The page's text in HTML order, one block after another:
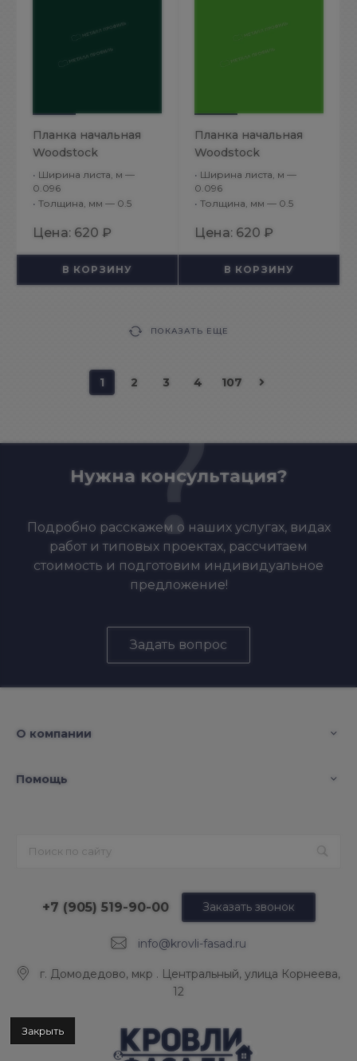
Планка начальная
Woodstock
12х15х3000
NormanMP (ПЭ-01-
6005-0.5)
• Ширина листа, м —
0.096
• Толщина, мм — 0.5
Цена: 620 ₽
В КОРЗИНУ
Планка начальная
Woodstock
12х15х3000
NormanMP (ПЭ-01-
6018-0.5)
• Ширина листа, м —
0.096
• Толщина, мм — 0.5
Цена: 620 ₽
В КОРЗИНУ
ПОКАЗАТЬ ЕЩЕ
1 2 3 4 107
Нужна консультация?
Подробно расскажем о наших услугах, видах
работ и типовых проектах, рассчитаем
стоимость и подготовим индивидуальное
предложение!
Задать вопрос
О компании
Помощь
info@krovli-fasad.ru
+7 (905) 519-90-00
г. Домодедово, мкр . Центральный, улица Корнеева,
12
Заказать звонок